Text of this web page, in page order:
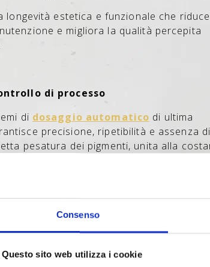
Consenso
Questo sito web utilizza i cookie
longevità estetica e funzionale che
e migliora la qualità percepita
di processo
di dosaggio automatico di ultima
precisione, ripetibilità e assenza di
pesatura dei pigmenti, unita alla
consente di produrre serie di manufatti
assicurando affidabilità
elevati, in linea con le esigenze
responsabilità ambientale